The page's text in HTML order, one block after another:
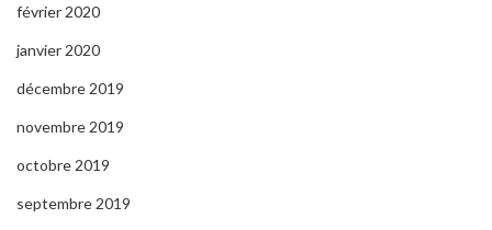
février 2020
janvier 2020
décembre 2019
novembre 2019
octobre 2019
septembre 2019